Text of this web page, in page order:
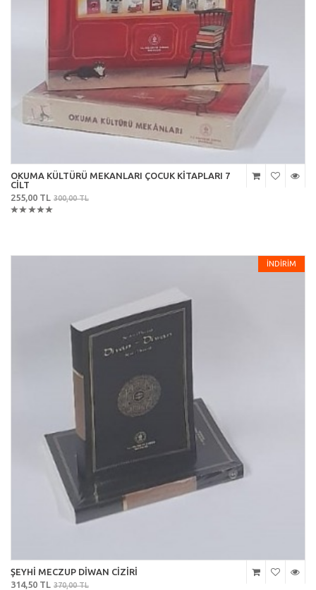
OKUMA KÜLTÜRÜ MEKANLARI ÇOCUK KİTAPLARI 7
CİLT
255,00 TL 300,00 TL
İNDİRİM
ŞEYHİ MECZUP DİWAN CİZİRİ
314,50 TL
370,00 TL